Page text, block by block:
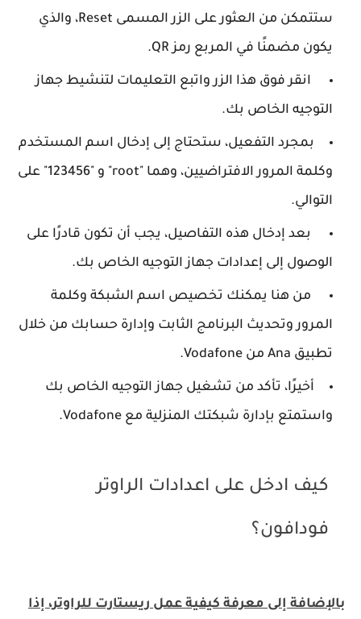
ستتمكن من العثور على الزر المسمى Reset، والذي
يكون مضمنًا في المربع رمز QR.
انقر فوق هذا الزر واتبع التعليمات لتنشيط جهاز
التوجيه الخاص بك.
بمجرد التفعيل، ستحتاج إلى إدخال اسم المستخدم
وكلمة المرور الافتراضيين، وهما "root" و "123456" على
التوالي.
بعد إدخال هذه التفاصيل، يجب أن تكون قادرًا على
الوصول إلى إعدادات جهاز التوجيه الخاص بك.
من هنا يمكنك تخصيص اسم الشبكة وكلمة
المرور وتحديث البرنامج الثابت وإدارة حسابك من خلال
تطبيق Ana من Vodafone.
أخيرًا، تأكد من تشغيل جهاز التوجيه الخاص بك
واستمتع بإدارة شبكتك المنزلية مع Vodafone.
كيف ادخل على اعدادات الراوتر
فودافون؟
بالإضافة إلى معرفة كيفية عمل ريستارت للراوتر، إذا